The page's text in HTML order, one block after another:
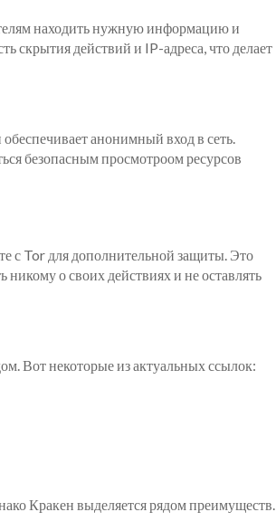
находить нужную информацию и
скрытия действий и IP-адреса, что делает
анонимный вход в сеть.
безопасным просмотроом ресурсов
с Tor для дополнительной защиты. Это
о своих действиях и не оставлять
Вот некоторые из актуальных ссылок:
Кракен выделяется рядом преимуществ.